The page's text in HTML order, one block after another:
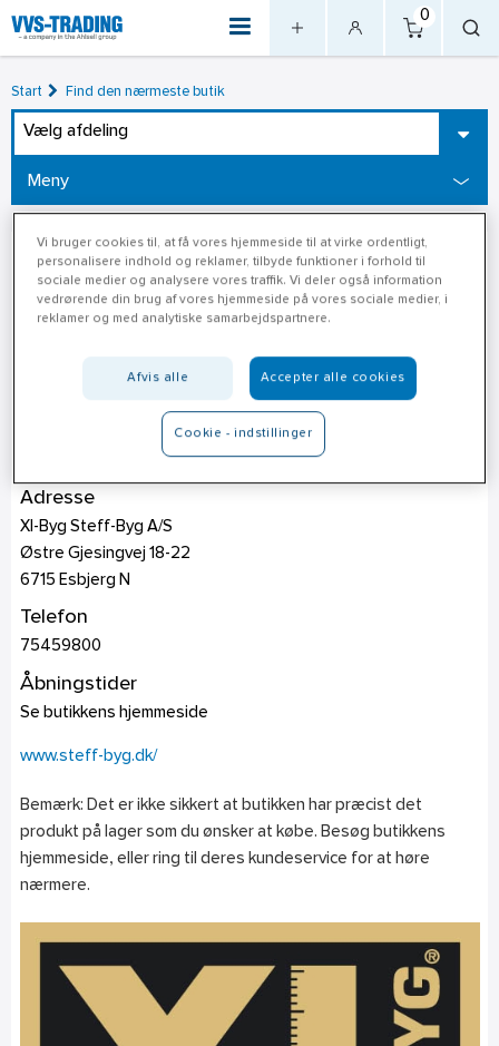
0
Start Find den nærmeste butik
Vælg afdeling
Meny
Xl-Byg Steff-Byg A/S
Adresse
Xl-Byg Steff-Byg A/S
Østre Gjesingvej 18-22
6715 Esbjerg N
Telefon
75459800
Åbningstider
Se butikkens hjemmeside
www.steff-byg.dk/
Bemærk: Det er ikke sikkert at butikken har præcist det
produkt på lager som du ønsker at købe. Besøg butikkens
hjemmeside, eller ring til deres kundeservice for at høre
nærmere.
Vi bruger cookies til, at få vores hjemmeside til at virke ordentligt,
personalisere indhold og reklamer, tilbyde funktioner i forhold til
sociale medier og analysere vores traffik. Vi deler også information
vedrørende din brug af vores hjemmeside på vores sociale medier, i
reklamer og med analytiske samarbejdspartnere.
Afvis alle Accepter alle cookies
Cookie - indstillinger